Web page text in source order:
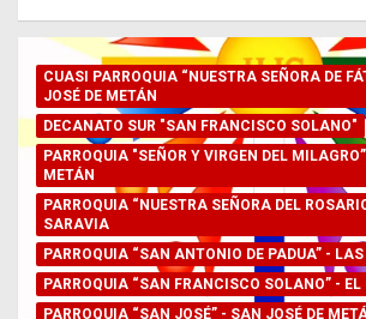
CUASI PARROQUIA “NUESTRA SEÑORA DE
JOSÉ DE METÁN
DECANATO SUR "SAN FRANCISCO SOLANO"
PARROQUIA "SEÑOR Y VIRGEN DEL
METÁN
PARROQUIA “NUESTRA SEÑORA DEL
SARAVIA
PARROQUIA “SAN ANTONIO DE PADUA” -
PARROQUIA “SAN FRANCISCO SOLANO” - EL
PARROQUIA “SAN JOSÉ” - SAN JOSÉ DE